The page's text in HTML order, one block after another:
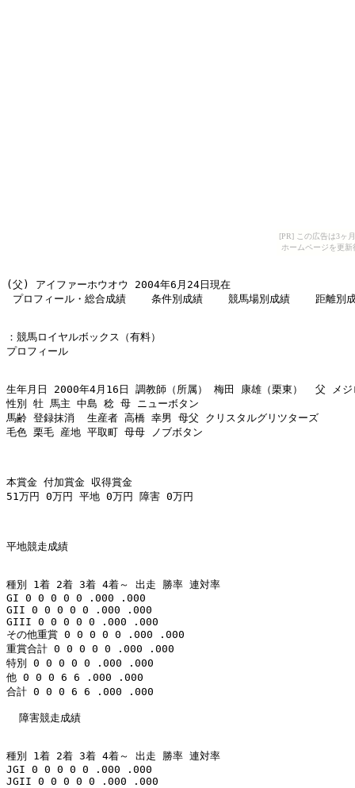
[PR] この広告は3ヶ
ホームページを更
(父) アイファーホウオウ 2004年6月24日現在
プロフィール・総合成績    条件別成績    競馬場別成績    距離別
：競馬ロイヤルボックス（有料）
プロフィール
生年月日 2000年4月16日 調教師（所属） 梅田 康雄（栗東）  父 メ
性別 牡 馬主 中島 稔 母 ニューボタン
馬齢 登録抹消  生産者 高橋 幸男 母父 クリスタルグリツターズ
毛色 栗毛 産地 平取町 母母 ノブボタン
本賞金 付加賞金 収得賞金
51万円 0万円 平地 0万円 障害 0万円
平地競走成績
種別 1着 2着 3着 4着～ 出走 勝率 連対率
GI 0 0 0 0 0 .000 .000
GII 0 0 0 0 0 .000 .000
GIII 0 0 0 0 0 .000 .000
その他重賞 0 0 0 0 0 .000 .000
重賞合計 0 0 0 0 0 .000 .000
特別 0 0 0 0 0 .000 .000
他 0 0 0 6 6 .000 .000
合計 0 0 0 6 6 .000 .000
  障害競走成績
種別 1着 2着 3着 4着～ 出走 勝率 連対率
JGI 0 0 0 0 0 .000 .000
JGII 0 0 0 0 0 .000 .000